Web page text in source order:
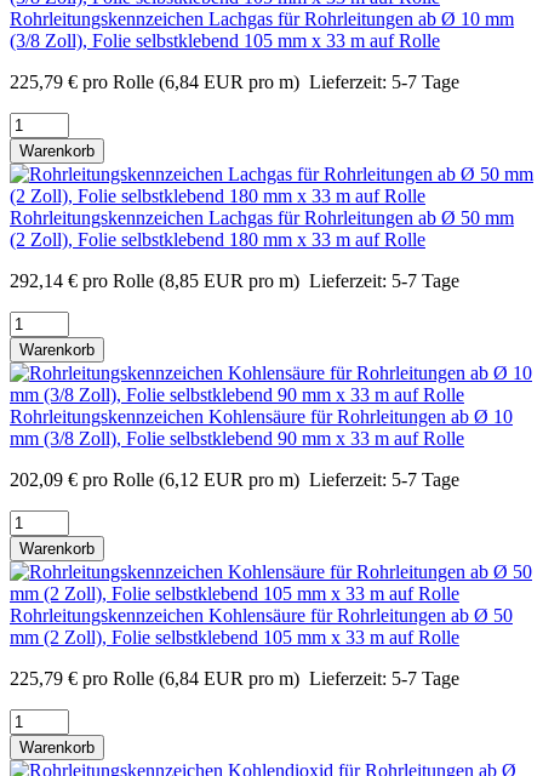
Rohrleitungskennzeichen Lachgas für Rohrleitungen ab Ø 10 mm
(3/8 Zoll), Folie selbstklebend 105 mm x 33 m auf Rolle
225,79 € pro Rolle (6,84 EUR pro m) Lieferzeit: 5-7 Tage
Warenkorb
Rohrleitungskennzeichen Lachgas für Rohrleitungen ab Ø 50 mm
(2 Zoll), Folie selbstklebend 180 mm x 33 m auf Rolle
292,14 € pro Rolle (8,85 EUR pro m) Lieferzeit: 5-7 Tage
Warenkorb
Rohrleitungskennzeichen Kohlensäure für Rohrleitungen ab Ø 10
mm (3/8 Zoll), Folie selbstklebend 90 mm x 33 m auf Rolle
202,09 € pro Rolle (6,12 EUR pro m) Lieferzeit: 5-7 Tage
Warenkorb
Rohrleitungskennzeichen Kohlensäure für Rohrleitungen ab Ø 50
mm (2 Zoll), Folie selbstklebend 105 mm x 33 m auf Rolle
225,79 € pro Rolle (6,84 EUR pro m) Lieferzeit: 5-7 Tage
Warenkorb